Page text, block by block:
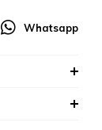
Whatsapp